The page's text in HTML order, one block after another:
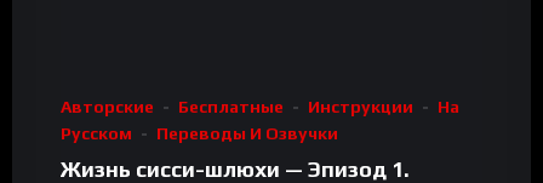
Авторские Бесплатные Инструкции
На
Русском
Переводы И Озвучки
Жизнь сисси-шлюхи — Эпизод 1.